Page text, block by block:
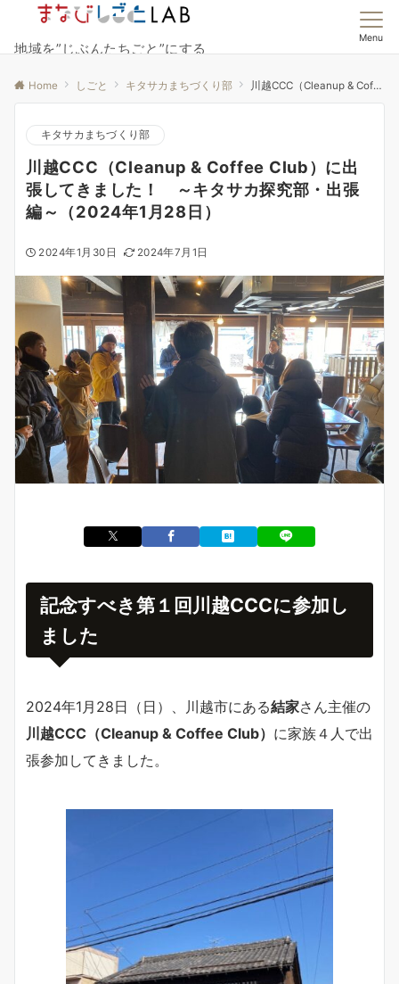
地域を”じぶんたちごと”にする
Menu
Home しごと キタサカまちづくり部 川越CCC（Cleanup & Coffee Club）に出張してきました！ ～キタサカ探究部・出張編～（2024年1月28日）
キタサカまちづくり部
川越CCC（Cleanup & Coffee Club）に出
張してきました！ ～キタサカ探究部・出張
編～（2024年1月28日）
2024年1月30日 2024年7月1日
記念すべき第１回川越CCCに参加し
ました
2024年1月28日（日）、川越市にある結家さん主催の
川越CCC（Cleanup & Coffee Club） に家族４人で出
張参加してきました。